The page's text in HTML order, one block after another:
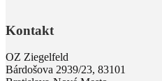
Kontakt
OZ Ziegelfeld
Bárdošova 2939/23, 83101